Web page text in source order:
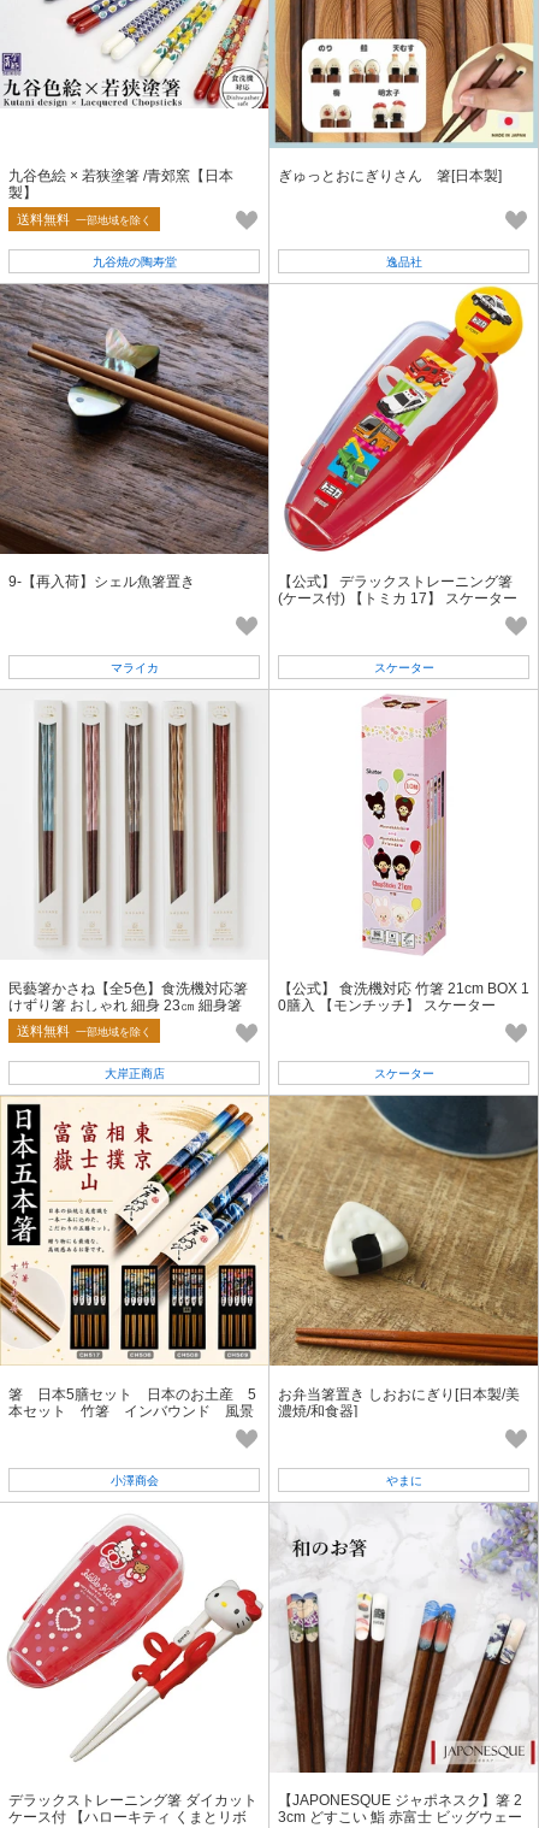
九谷色絵 × 若狭塗箸 /青郊窯【日本
製】
送料無料 一部地域を除く
九谷焼の陶寿堂
ぎゅっとおにぎりさん 箸[日本製]
逸品社
9-【再入荷】シェル魚箸置き
マライカ
【公式】 デラックストレーニング箸
(ケース付) 【トミカ 17】 スケーター
スケーター
民藝箸かさね【全5色】食洗機対応箸
けずり箸 おしゃれ 細身 23㎝ 細身箸
送料無料 一部地域を除く
大岸正商店
【公式】 食洗機対応 竹箸 21cm BOX 1
0膳入 【モンチッチ】 スケーター
スケーター
箸 日本5膳セット 日本のお土産 5
本セット 竹箸 インバウンド 風景
小澤商会
お弁当箸置き しおおにぎり[日本製/美
濃焼/和食器]
やまに
デラックストレーニング箸 ダイカット
ケース付 【ハローキティ くまとリボ
【JAPONESQUE ジャポネスク】箸 2
3cm どすこい 鮨 赤富士 ビッグウェー